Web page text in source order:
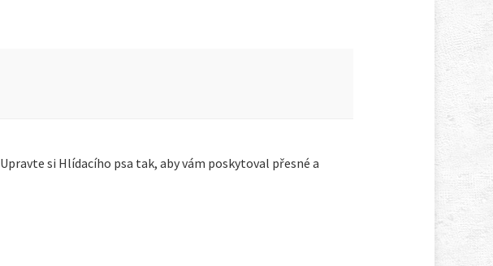
Upravte si Hlídacího psa tak, aby vám poskytoval přesné a